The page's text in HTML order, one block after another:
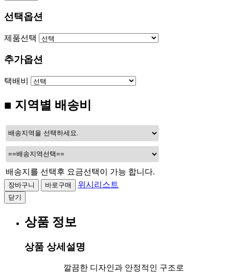
선택옵션
제품선택
추가옵션
택배비
■ 지역별 배송비
배송지를 선택후 요금선택이 가능 합니다.
위시리스트
닫기
상품 정보
상품 상세설명
깔끔한 디자인과 안정적인 구조로